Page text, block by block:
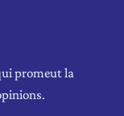
promeut la